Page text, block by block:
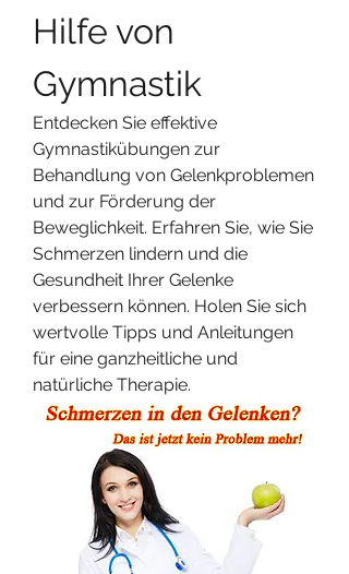
Hilfe von
Gymnastik
Entdecken Sie effektive
Gymnastikübungen zur
Behandlung von Gelenkproblemen
und zur Förderung der
Beweglichkeit. Erfahren Sie, wie Sie
Schmerzen lindern und die
Gesundheit Ihrer Gelenke
verbessern können. Holen Sie sich
wertvolle Tipps und Anleitungen
für eine ganzheitliche und
natürliche Therapie.